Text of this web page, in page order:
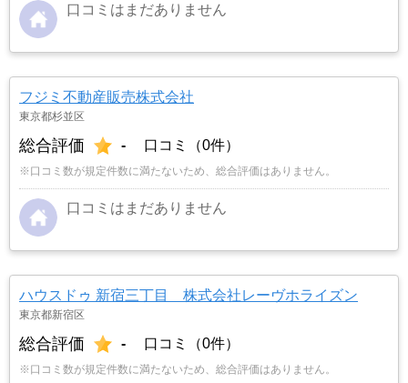
口コミはまだありません
フジミ不動産販売株式会社
東京都杉並区
総合評価 - 口コミ（0件）
※口コミ数が規定件数に満たないため、総合評価はありません。
口コミはまだありません
ハウスドゥ 新宿三丁目 株式会社レーヴホライズン
東京都新宿区
総合評価 - 口コミ（0件）
※口コミ数が規定件数に満たないため、総合評価はありません。